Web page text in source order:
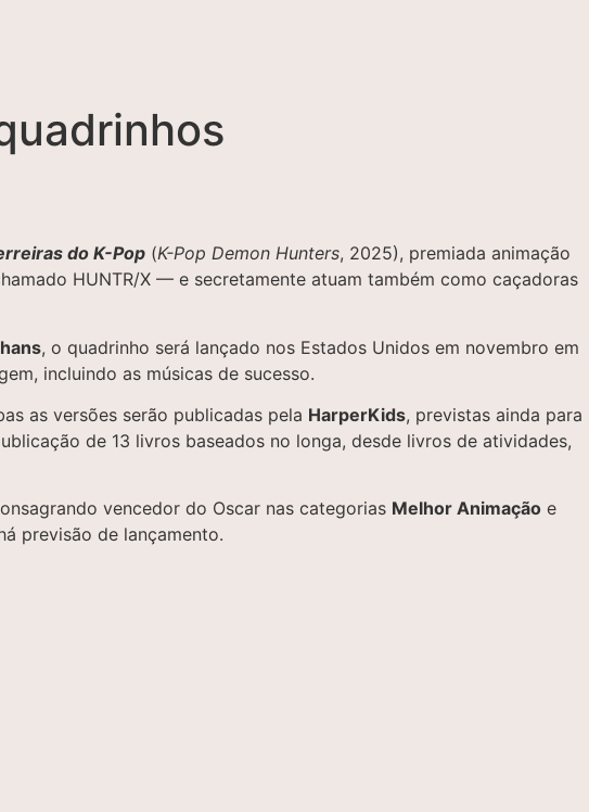
do K-Pop (K-Pop Demon Hunters, 2025), premiada animação
HUNTR/X — e secretamente atuam também como caçadoras
, o quadrinho será lançado nos Estados Unidos em novembro em
incluindo as músicas de sucesso.
as versões serão publicadas pela HarperKids, previstas ainda para
de 13 livros baseados no longa, desde livros de atividades,
vencedor do Oscar nas categorias Melhor Animação e
previsão de lançamento.